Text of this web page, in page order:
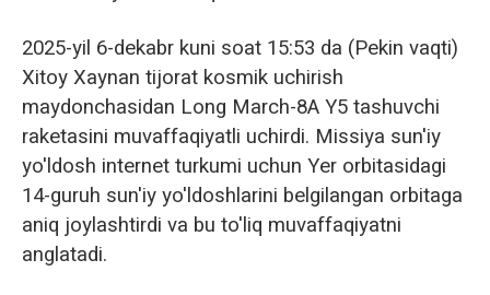
2025-yil 6-dekabr kuni soat 15:53 da (Pekin vaqti)
Xitoy Xaynan tijorat kosmik uchirish
maydonchasidan Long March-8A Y5 tashuvchi
raketasini muvaffaqiyatli uchirdi. Missiya sun'iy
yo'ldosh internet turkumi uchun Yer orbitasidagi
14-guruh sun'iy yo'ldoshlarini belgilangan orbitaga
aniq joylashtirdi va bu to'liq muvaffaqiyatni
anglatadi.